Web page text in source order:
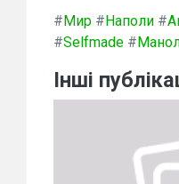
#Мир #Наполи #
#Selfmade #
Інші